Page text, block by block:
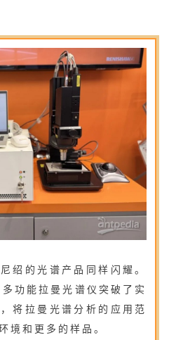
绍的光谱产品同样闪耀。
功能拉曼光谱仪突破了实
将拉曼光谱分析的应用范
境和更多的样品。